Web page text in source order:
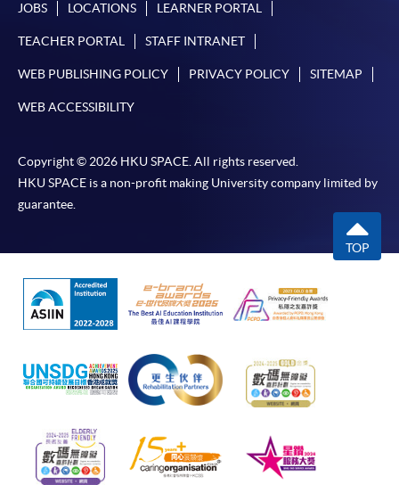
JOBS LOCATIONS LEARNER PORTAL
TEACHER PORTAL STAFF INTRANET
WEB PUBLISHING POLICY PRIVACY POLICY SITEMAP
WEB ACCESSIBILITY
Copyright © 2026 HKU SPACE. All rights reserved.
HKU SPACE is a non-profit making University company limited by
guarantee.
TOP